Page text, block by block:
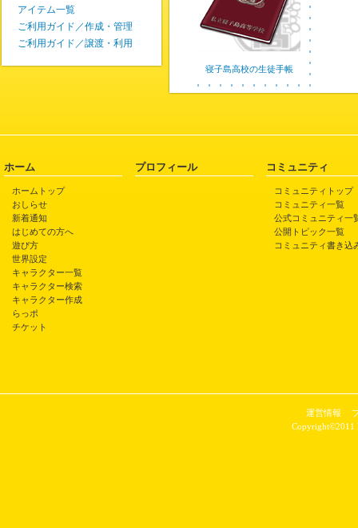
寝子島高校の生徒手帳
アイテム一覧
ご利用ガイド／作成・管理
ご利用ガイド／譲渡・利用
ホーム
ホームトップ
おしらせ
新着通知
はじめての方へ
遊び方
世界設定
キャラクター一覧
キャラクター検索
キャラクター作成
らっポ
チケット
プロフィール コミュニティ
コミュニティトップ
コミュニティ一覧
公式コミュニティ一
公開トピック一覧
コミュニティ書き込
運営情報
Copyright©2011